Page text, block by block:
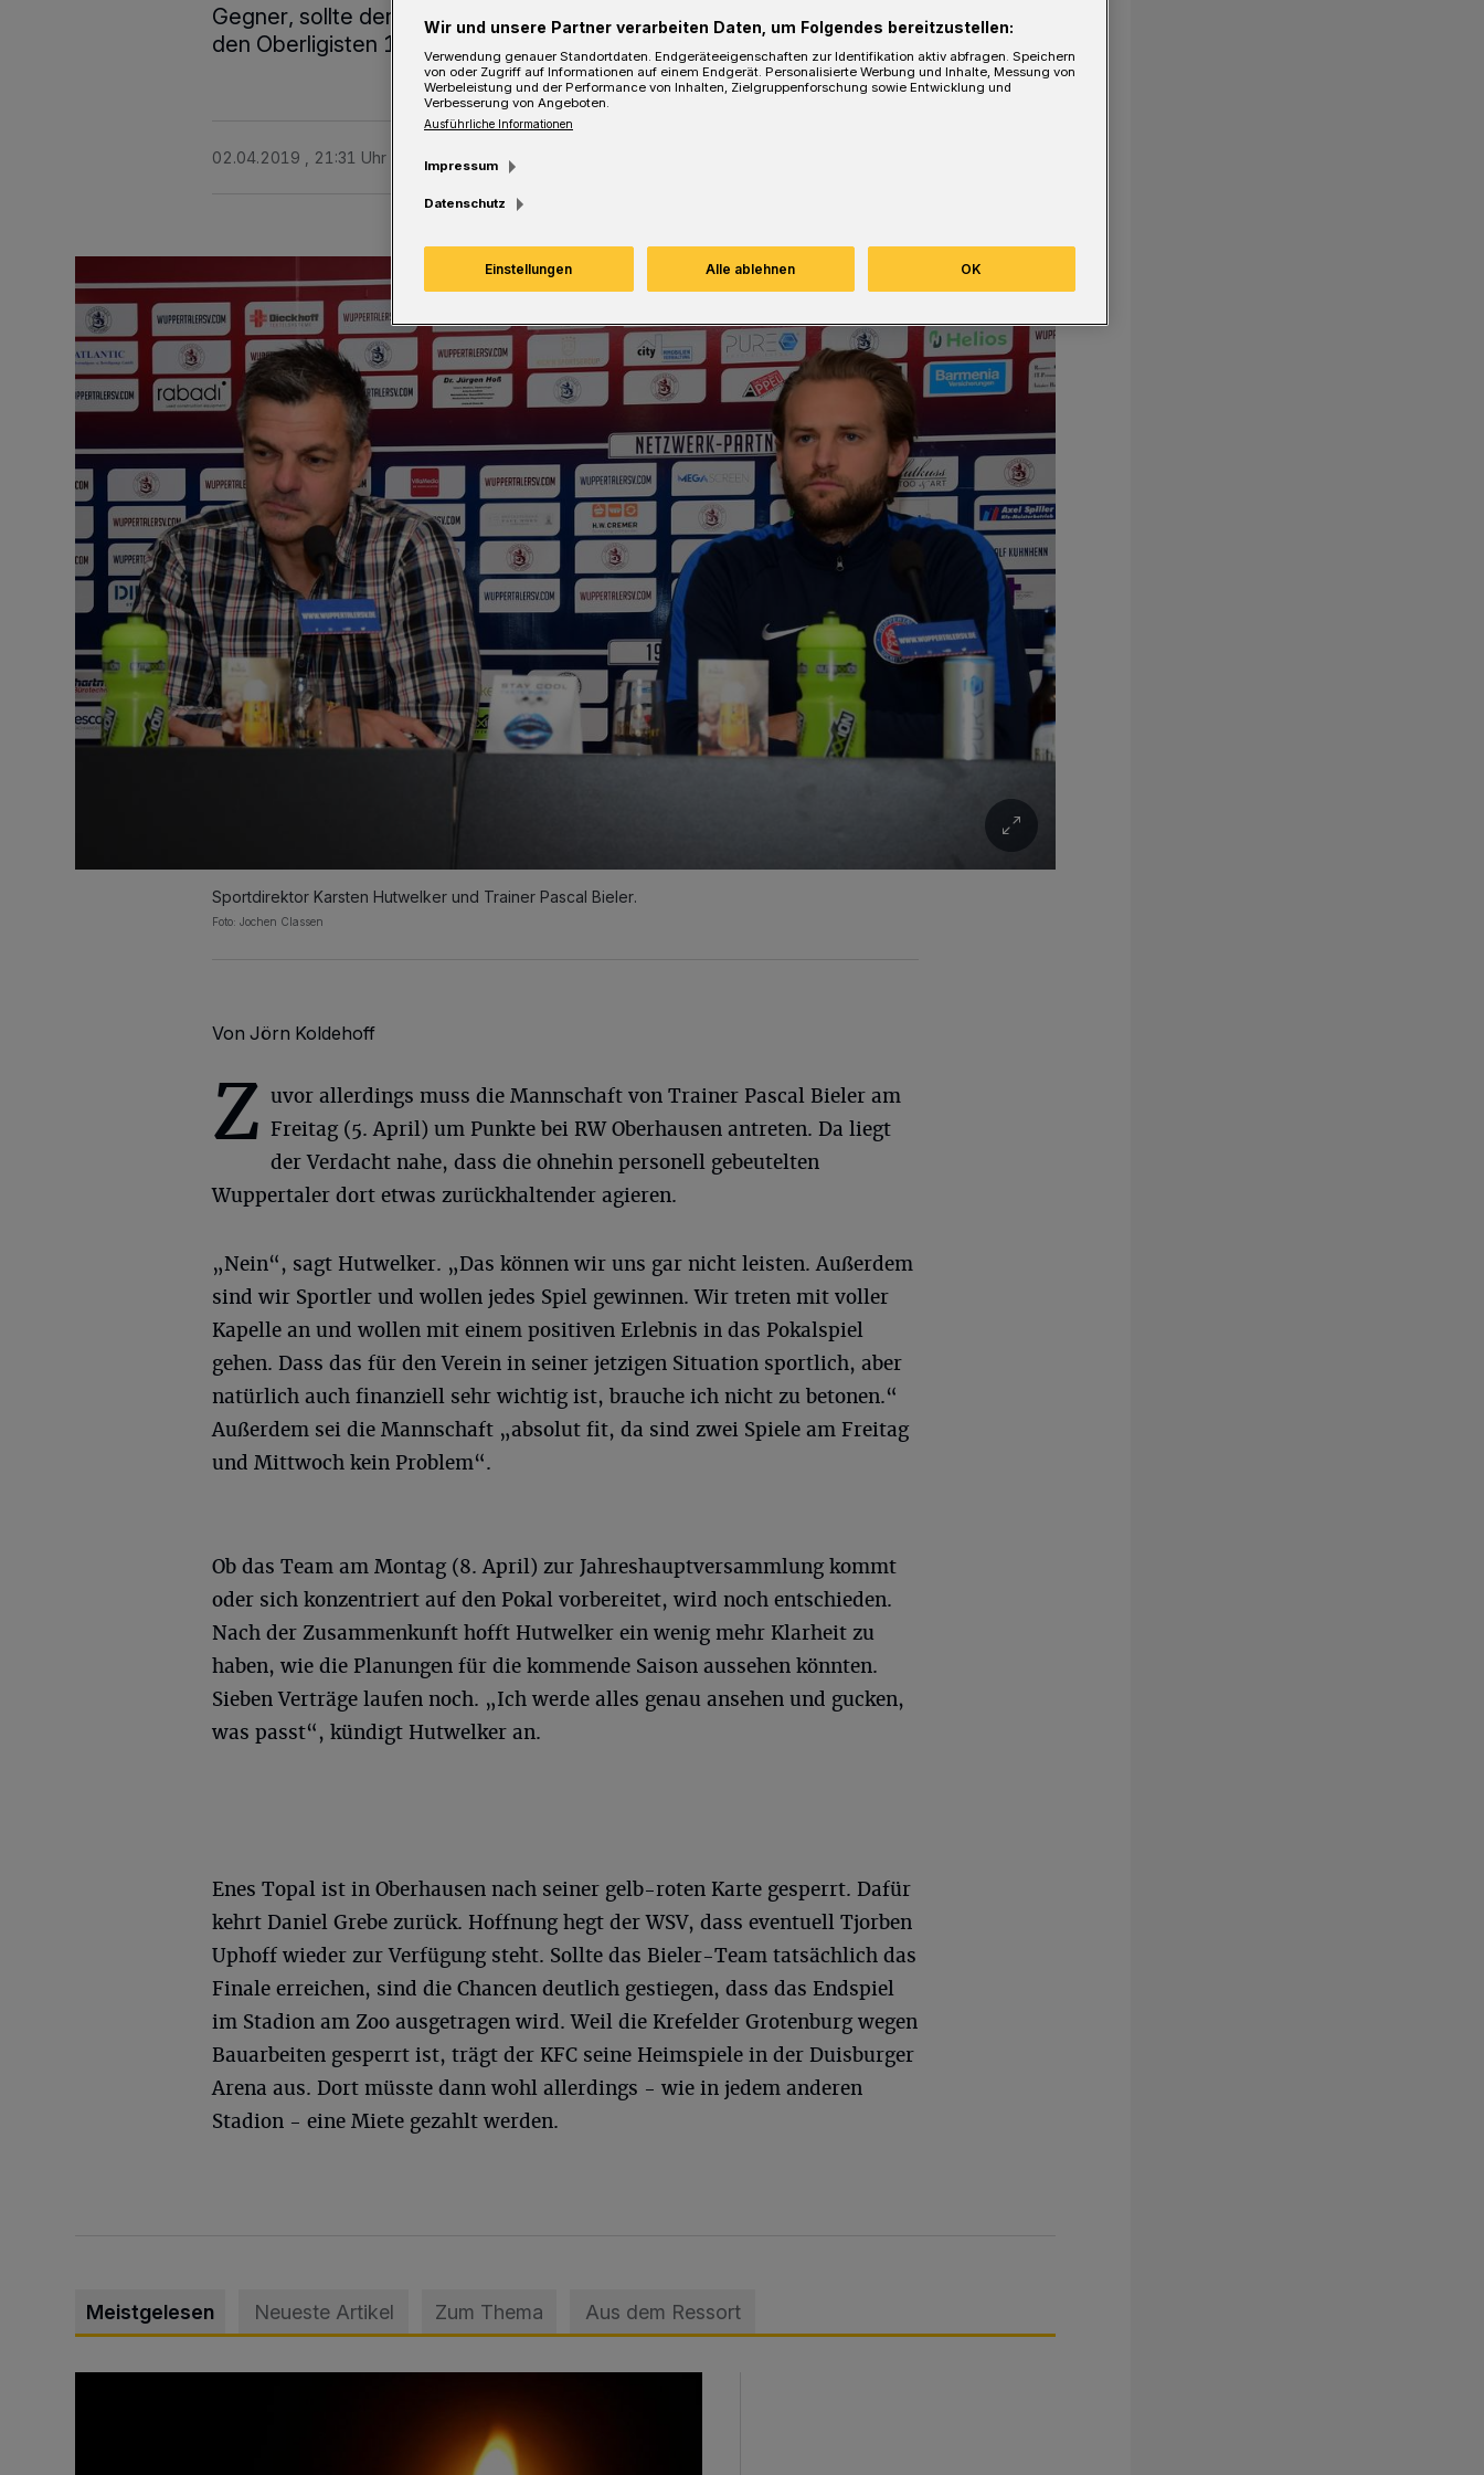
Gegner, sollte der WSV am kommenden Mittwoch (10. April 2019)
den Oberligisten 1. FC Monheim bezwingen.
02.04.2019 , 21:31 Uhr 2 Minuten Lesezeit
Sportdirektor Karsten Hutwelker und Trainer Pascal Bieler.
Foto: Jochen Classen
Von Jörn Koldehoff
Z uvor allerdings muss die Mannschaft von Trainer Pascal Bieler am
Freitag (5. April) um Punkte bei RW Oberhausen antreten. Da liegt
der Verdacht nahe, dass die ohnehin personell gebeutelten
Wuppertaler dort etwas zurückhaltender agieren.
„Nein“, sagt Hutwelker. „Das können wir uns gar nicht leisten. Außerdem
sind wir Sportler und wollen jedes Spiel gewinnen. Wir treten mit voller
Kapelle an und wollen mit einem positiven Erlebnis in das Pokalspiel
gehen. Dass das für den Verein in seiner jetzigen Situation sportlich, aber
natürlich auch finanziell sehr wichtig ist, brauche ich nicht zu betonen.“
Außerdem sei die Mannschaft „absolut fit, da sind zwei Spiele am Freitag
und Mittwoch kein Problem“.
Ob das Team am Montag (8. April) zur Jahreshauptversammlung kommt
oder sich konzentriert auf den Pokal vorbereitet, wird noch entschieden.
Nach der Zusammenkunft hofft Hutwelker ein wenig mehr Klarheit zu
haben, wie die Planungen für die kommende Saison aussehen könnten.
Sieben Verträge laufen noch. „Ich werde alles genau ansehen und gucken,
was passt“, kündigt Hutwelker an.
Enes Topal ist in Oberhausen nach seiner gelb-roten Karte gesperrt. Dafür
kehrt Daniel Grebe zurück. Hoffnung hegt der WSV, dass eventuell Tjorben
Uphoff wieder zur Verfügung steht. Sollte das Bieler-Team tatsächlich das
Finale erreichen, sind die Chancen deutlich gestiegen, dass das Endspiel
im Stadion am Zoo ausgetragen wird. Weil die Krefelder Grotenburg wegen
Bauarbeiten gesperrt ist, trägt der KFC seine Heimspiele in der Duisburger
Arena aus. Dort müsste dann wohl allerdings - wie in jedem anderen
Stadion - eine Miete gezahlt werden.
Meistgelesen Neueste Artikel Zum Thema Aus dem Ressort
Wir und unsere Partner verarbeiten Daten, um Folgendes bereitzustellen:
Verwendung genauer Standortdaten. Endgeräteeigenschaften zur Identifikation aktiv abfragen. Speichern
von oder Zugriff auf Informationen auf einem Endgerät. Personalisierte Werbung und Inhalte, Messung von
Werbeleistung und der Performance von Inhalten, Zielgruppenforschung sowie Entwicklung und
Verbesserung von Angeboten.
Ausführliche Informationen
Impressum
Datenschutz
Einstellungen Alle ablehnen OK